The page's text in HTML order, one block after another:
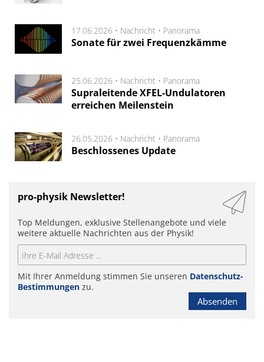
17.06.2026 • Nachricht • Panorama
Sonate für zwei Frequenzkämme
25.06.2026 • Nachricht • Panorama
Supraleitende XFEL-Undulatoren
erreichen Meilenstein
26.05.2026 • Nachricht • Panorama
Beschlossenes Update
pro-physik Newsletter!
Top Meldungen, exklusive Stellenangebote und viele
weitere aktuelle Nachrichten aus der Physik!
Mit Ihrer Anmeldung stimmen Sie unseren Datenschutz-
Bestimmungen zu.
Absenden